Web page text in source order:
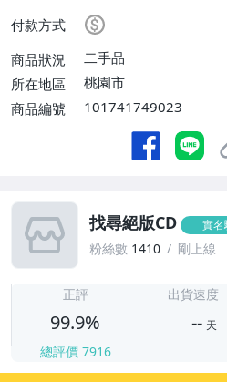
【單件運費$60、滿
免運費】
付款方式
商品狀況
二手品
所在地區
桃園市
商品編號
101741749023
找尋絕版CD 實名
粉絲數 1410 剛上線
正評
99.9%
總評價 7916
出貨速度
-- 天